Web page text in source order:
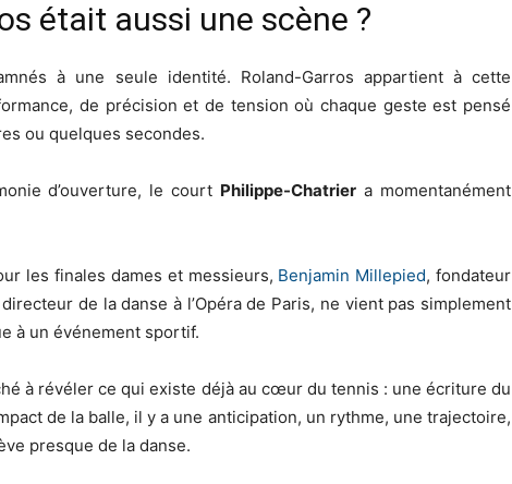
était aussi une scène ?
à une seule identité. Roland-Garros appartient à cette
de précision et de tension où chaque geste est pensé
ou quelques secondes.
d’ouverture, le court Philippe-Chatrier a momentanément
les finales dames et messieurs, Benjamin Millepied, fondateur
de la danse à l’Opéra de Paris, ne vient pas simplement
à un événement sportif.
à révéler ce qui existe déjà au cœur du tennis : une écriture du
de la balle, il y a une anticipation, un rythme, une trajectoire,
presque de la danse.